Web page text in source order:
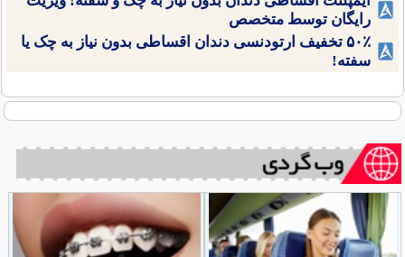
رایگان توسط متخصص
۵۰٪ تخفیف ارتودنسی دندان اقساطی بدون نیاز به چک یا
سفته!